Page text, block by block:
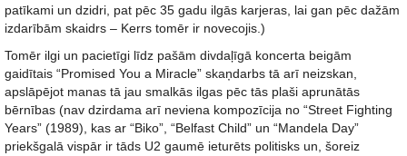
patīkami un dzidri, pat pēc 35 gadu ilgās karjeras, lai gan pēc dažām
izdarībām skaidrs – Kerrs tomēr ir novecojis.)
Tomēr ilgi un pacietīgi līdz pašām divdaļīgā koncerta beigām
gaidītais “Promised You a Miracle” skaņdarbs tā arī neizskan,
apslāpējot manas tā jau smalkās ilgas pēc tās plaši aprunātās
bērnības (nav dzirdama arī neviena kompozīcija no “Street Fighting
Years” (1989), kas ar “Biko”, “Belfast Child” un “Mandela Day”
priekšgalā vispār ir tāds U2 gaumē ieturēts politisks un, šoreiz